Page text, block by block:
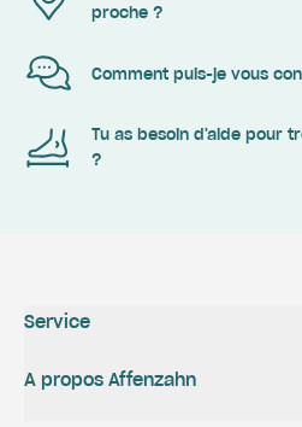
proche ?
Comment puis-je vous
Tu as besoin d'aide pour
?
Service
A propos Affenzahn